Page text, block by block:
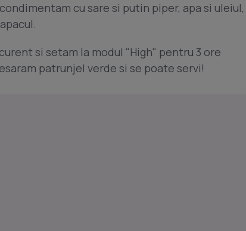
cu sare si putin piper, apa si uleiul,
si setam la modul "High" pentru 3 ore
patrunjel verde si se poate servi!